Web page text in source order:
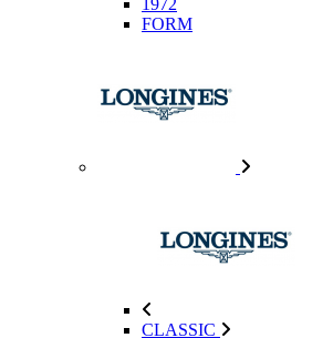
1972
FORM
CLASSIC